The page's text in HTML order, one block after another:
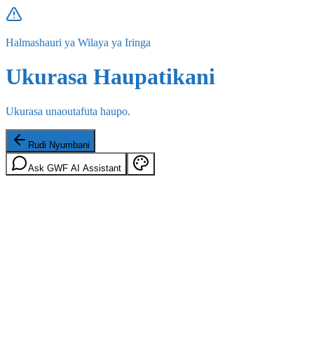
Halmashauri ya Wilaya ya Iringa
Ukurasa Haupatikani
Ukurasa unaoutafuta haupo.
Rudi Nyumbani
Ask GWF AI Assistant